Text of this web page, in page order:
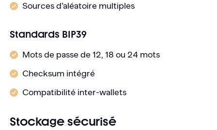
Sources d’aléatoire multiples
Standards BIP39
Mots de passe de 12, 18 ou 24 mots
Checksum intégré
Compatibilité inter-wallets
Stockage sécurisé